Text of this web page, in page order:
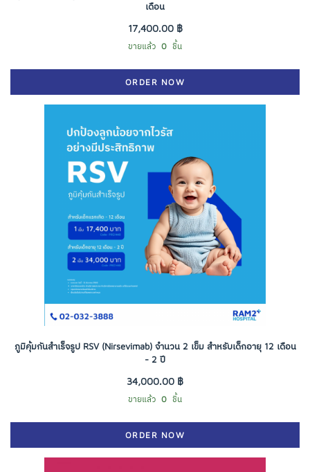
เดือน
17,400.00 ฿
ขายแล้ว 0 ชิ้น
ORDER NOW
ภูมิคุ้มกันสำเร็จรูป RSV (Nirsevimab) จำนวน 2 เข็ม สำหรับเด็กอายุ 12 เดือน
- 2 ปี
34,000.00 ฿
ขายแล้ว 0 ชิ้น
ORDER NOW